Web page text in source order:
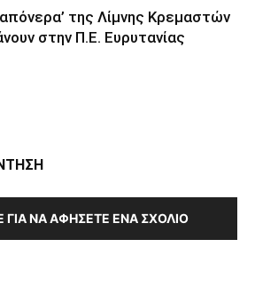
της Λίμνης Κρεμαστών
στην Π.Ε. Ευρυτανίας
ΓΙΑ ΝΑ ΑΦΉΣΕΤΕ ΈΝΑ ΣΧΌΛΙΟ